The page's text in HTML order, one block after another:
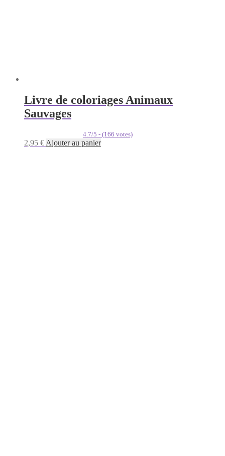
Livre de coloriages Animaux
Sauvages
4.7/5 - (166 votes)
2,95 € Ajouter au panier